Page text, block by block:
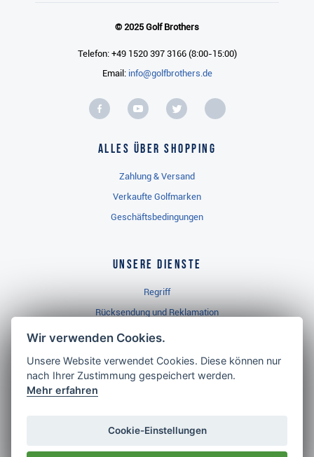
© 2025 Golf Brothers
Telefon: +49 1520 397 3166 (8:00-15:00)
Email: info@golfbrothers.de
Alles über Shopping
Zahlung & Versand
Verkaufte Golfmarken
Geschäftsbedingungen
Unsere Dienste
Regriff
Rücksendung und Reklamation
Widerrufsbelehrung
Golf Brothers.de
Neuheiten
Wir verwenden Cookies.
Unsere Website verwendet Cookies. Diese können nur
nach Ihrer Zustimmung gespeichert werden.
Mehr erfahren
Cookie-Einstellungen